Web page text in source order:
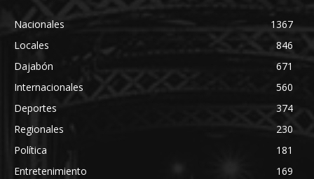
Nacionales
1367
Locales
846
Dajabón
671
Internacionales
560
Deportes
374
Regionales
230
Política
181
Entretenimiento
169